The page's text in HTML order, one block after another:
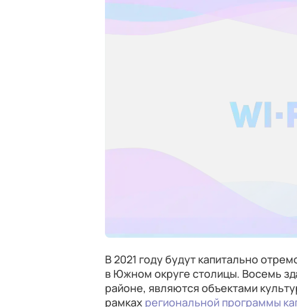
В 2021 году будут капитально
в Южном округе столицы. Восемь
районе, являются объектами
рамках региональной программы